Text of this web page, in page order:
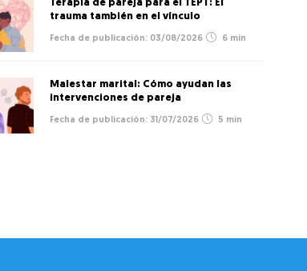
Terapia de pareja para el TEPT: El
trauma también en el vínculo
03/08/2026 6 min
Malestar marital: Cómo ayudan las
intervenciones de pareja
31/07/2026 5 min